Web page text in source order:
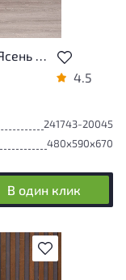
Тумба подкатная ДСП Ясень шимо Россия
4.5
241743-20045
480x590x670
В один клик
В избранное